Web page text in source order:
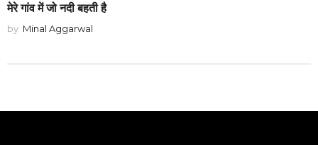
मेरे गांव में जो नदी बहती है
by Minal Aggarwal